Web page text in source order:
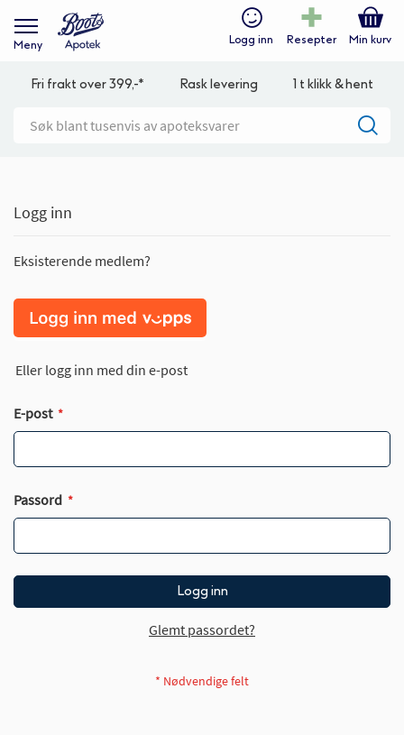
Meny Logg inn Resepter Min kurv
Fri frakt over 399,-* Rask levering 1 t klikk & hent
Logg inn
Eksisterende medlem?
Eller logg inn med din e-post
E-post
Passord
Logg inn
Glemt passordet?